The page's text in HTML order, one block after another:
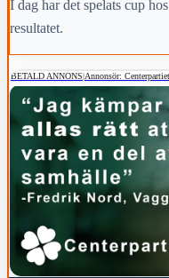
I dag har det spelats cup
resultatet.
BETALD ANNONS|Annonsör: